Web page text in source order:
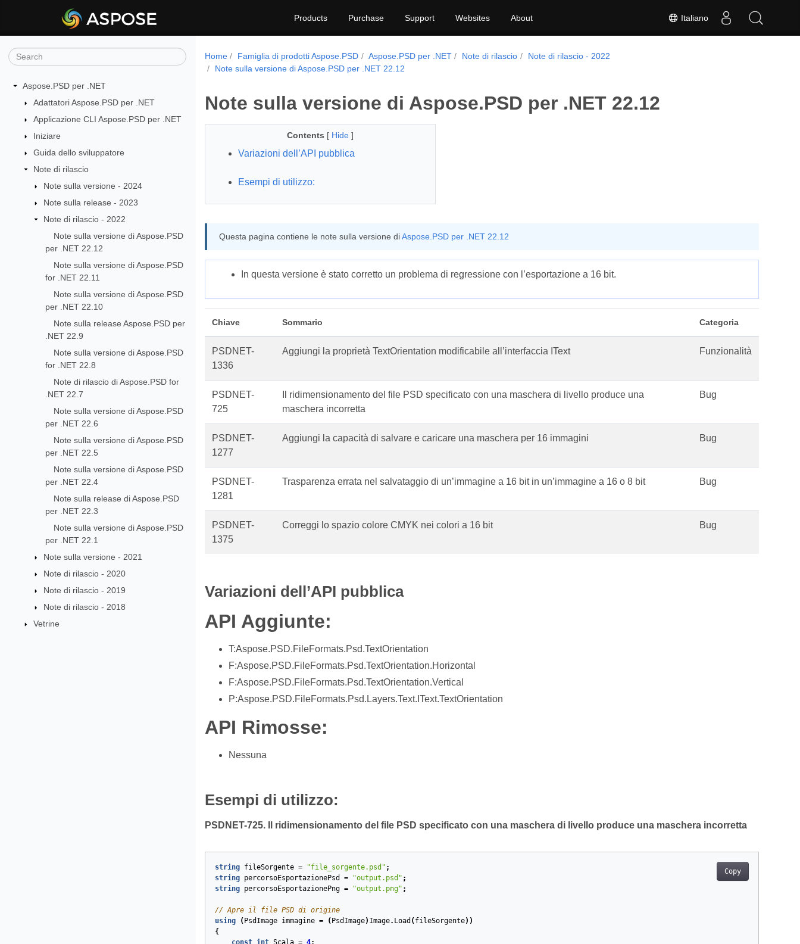
Italiano
Products Purchase Support Websites About
Aspose.PSD per .NET
Adattatori Aspose.PSD per .NET
Applicazione CLI Aspose.PSD per .NET
Iniziare
Guida dello sviluppatore
Note di rilascio
Note sulla versione - 2024
Note sulla release - 2023
Note di rilascio - 2022
Note sulla versione di Aspose.PSD
per .NET 22.12
Note sulla versione di Aspose.PSD
for .NET 22.11
Note sulla versione di Aspose.PSD
per .NET 22.10
Note sulla release Aspose.PSD per
.NET 22.9
Note sulla versione di Aspose.PSD
for .NET 22.8
Note di rilascio di Aspose.PSD for
.NET 22.7
Note sulla versione di Aspose.PSD
per .NET 22.6
Note sulla versione di Aspose.PSD
per .NET 22.5
Note sulla versione di Aspose.PSD
per .NET 22.4
Note sulla release di Aspose.PSD
per .NET 22.3
Note sulla versione di Aspose.PSD
per .NET 22.1
Note sulla versione - 2021
Note di rilascio - 2020
Note di rilascio - 2019
Note di rilascio - 2018
Vetrine
Home Famiglia di prodotti Aspose.PSD Aspose.PSD per .NET Note di rilascio
Note di rilascio - 2022
Note sulla versione di Aspose.PSD per .NET 22.12
Note sulla versione di Aspose.PSD per .NET 22.12
Contents [ Hide ]
Variazioni dell’API pubblica
Esempi di utilizzo:
Questa pagina contiene le note sulla versione diAspose.PSD per .NET 22.12
In questa versione è stato corretto un problema di regressione con l’esportazione a 16 bit.
Chiave Sommario Categoria
PSDNET-
1336
Aggiungi la proprietà TextOrientation modificabile all’interfaccia IText Funzionalità
PSDNET-
725
Il ridimensionamento del file PSD specificato con una maschera di livello produce una
maschera incorretta
Bug
PSDNET-
1277
Aggiungi la capacità di salvare e caricare una maschera per 16 immagini Bug
PSDNET-
1281
Trasparenza errata nel salvataggio di un’immagine a 16 bit in un’immagine a 16 o 8 bit Bug
PSDNET-
1375
Correggi lo spazio colore CMYK nei colori a 16 bit Bug
Variazioni dell’API pubblica
API Aggiunte:
T:Aspose.PSD.FileFormats.Psd.TextOrientation
F:Aspose.PSD.FileFormats.Psd.TextOrientation.Horizontal
F:Aspose.PSD.FileFormats.Psd.TextOrientation.Vertical
P:Aspose.PSD.FileFormats.Psd.Layers.Text.IText.TextOrientation
API Rimosse:
Nessuna
Esempi di utilizzo:
PSDNET-725. Il ridimensionamento del file PSD specificato con una maschera di livello produce una maschera incorretta
Copy
string fileSorgente = "file_sorgente.psd" ;
string
percorsoEsportazionePsd = "output.psd" ;
string
percorsoEsportazionePng = "output.png" ;
// Apre il file PSD di origine
using
( PsdImage immagine = ( PsdImage) Image. Load ( fileSorgente))
{
const int Scala = 4;